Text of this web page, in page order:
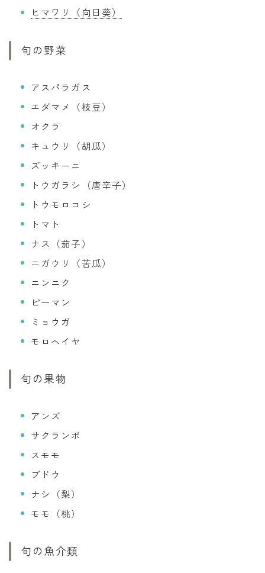
ヒマワリ（向日葵）
旬の野菜
アスパラガス
エダマメ（枝豆）
オクラ
キュウリ（胡瓜）
ズッキーニ
トウガラシ（唐辛子）
トウモロコシ
トマト
ナス（茄子）
ニガウリ（苦瓜）
ニンニク
ピーマン
ミョウガ
モロヘイヤ
旬の果物
アンズ
サクランボ
スモモ
ブドウ
ナシ（梨）
モモ（桃）
旬の魚介類